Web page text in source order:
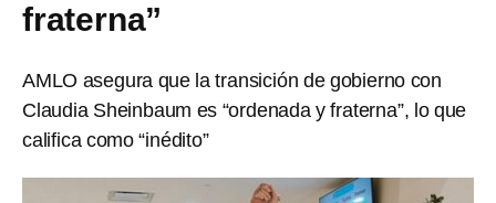
fraterna”
AMLO asegura que la transición de gobierno con
Claudia Sheinbaum es “ordenada y fraterna”, lo que
califica como “inédito”